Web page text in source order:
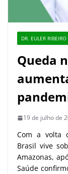
DR. EULER RIBEIRO
Queda
19 de julho de
Com a volta
Brasil vive
Amazonas,
Saúde